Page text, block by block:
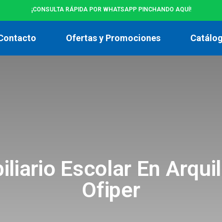
¡CONSULTA RÁPIDA POR WHATSAPP PINCHANDO AQUÍ!
Ofertas y Promociones
Escolar En
Ofiper